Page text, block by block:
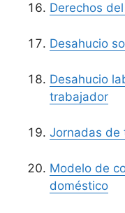
Derechos
Desahucio
Desahucio
trabajador
Jornadas de
Modelo de
doméstico